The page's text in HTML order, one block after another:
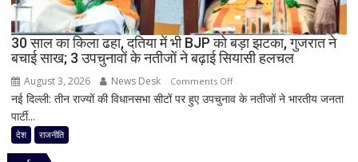
को
दी
खुली
चेतावनी;
JDU
ने
30 साल का किला ढहा, दतिया में भी BJP को बड़ा झटका, गुजरात ने
बचाई साख; 3 उपचुनावों के नतीजों ने बढ़ाई सियासी हलचल
August 3, 2026 News Desk Comments Offon
30
नई दिल्ली: तीन राज्यों की विधानसभा सीटों पर हुए उपचुनाव के नतीजों ने भारतीय जनता
पार्टी...
देश राजनीति